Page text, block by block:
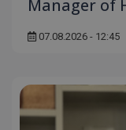
Manager of
07.08.2026 - 12:45